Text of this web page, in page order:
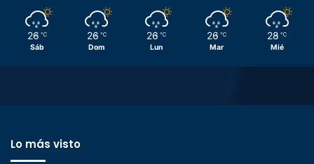
26 ℃
Sáb
26 ℃
Dom
26 ℃
Lun
26 ℃
Mar
28 ℃
Mié
Lo más visto